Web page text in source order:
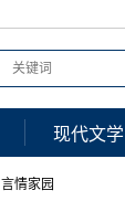
现代文学
言情家园